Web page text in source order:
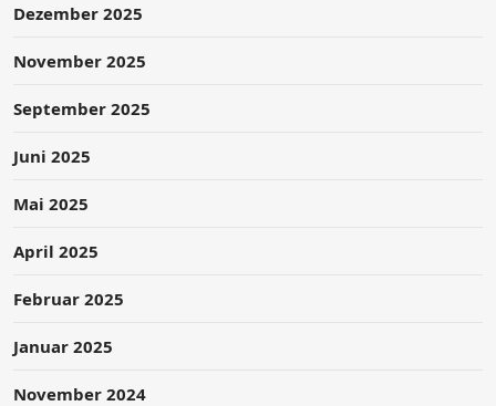
Dezember 2025
November 2025
September 2025
Juni 2025
Mai 2025
April 2025
Februar 2025
Januar 2025
November 2024